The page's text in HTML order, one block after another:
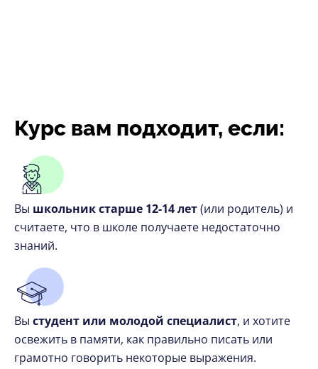
Курс вам подходит, если:
Вы школьник старше 12-14 лет(или родитель) и
считаете, что в школе получаете недостаточно
знаний.
Вы студент или молодой специалист, и хотите
освежить в памяти, как правильно писать или
грамотно говорить некоторые выражения.